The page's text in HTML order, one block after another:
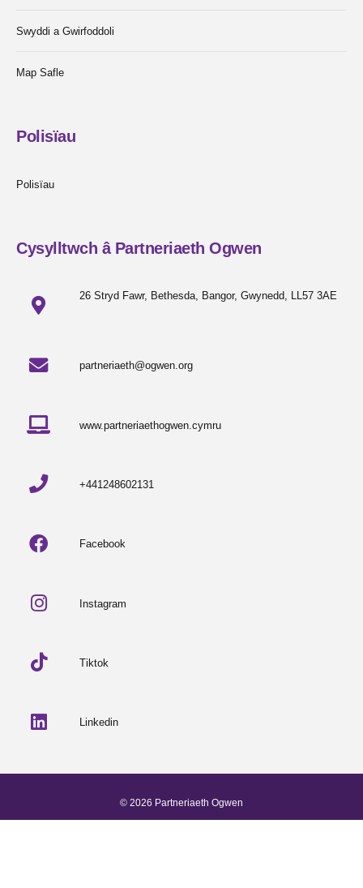
Swyddi a Gwirfoddoli
Map Safle
Polisïau
Polisïau
Cysylltwch â Partneriaeth Ogwen
26 Stryd Fawr, Bethesda, Bangor, Gwynedd, LL57 3AE
partneriaeth@ogwen.org
www.partneriaethogwen.cymru
+441248602131
Facebook
Instagram
Tiktok
Linkedin
© 2026 Partneriaeth Ogwen